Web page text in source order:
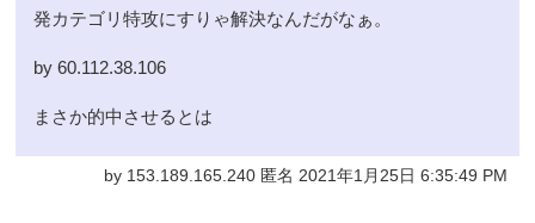
発カテゴリ特攻にすりゃ解決なんだがなぁ。
by 60.112.38.106
まさか的中させるとは
by 153.189.165.240 匿名 2021年1月25日 6:35:49 PM